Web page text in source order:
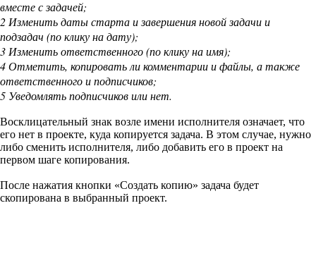
вместе с задачей;
2 Изменить даты старта и завершения новой задачи и
подзадач (по клику на дату);
3 Изменить ответственного (по клику на имя);
4Отметить, копировать ли комментарии и файлы, а также
ответственного и подписчиков;
5 Уведомлять подписчиков или нет.
Восклицательный знак возле имени исполнителя означает, что
его нет в проекте, куда копируется задача. В этом случае, нужно
либо сменить исполнителя, либо добавить его в проект на
первом шаге копирования.
После нажатия кнопки «Создать копию» задача будет
скопирована в выбранный проект.